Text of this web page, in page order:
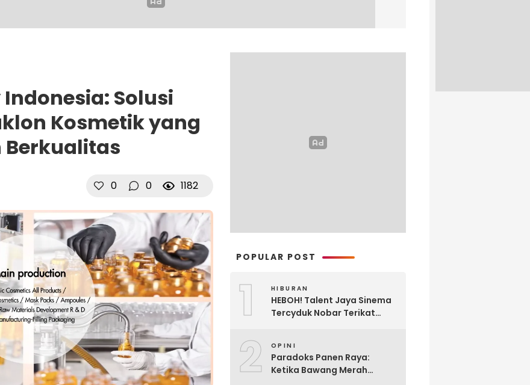
Solusi
Kosmetik yang
Berkualitas
0 0 1182
POPULAR POST
1 HIBURAN
HEBOH! Talent Jaya Sinema
Tercyduk Nobar Terikat
2 OPINI
Paradoks Panen Raya:
Ketika Bawang Merah